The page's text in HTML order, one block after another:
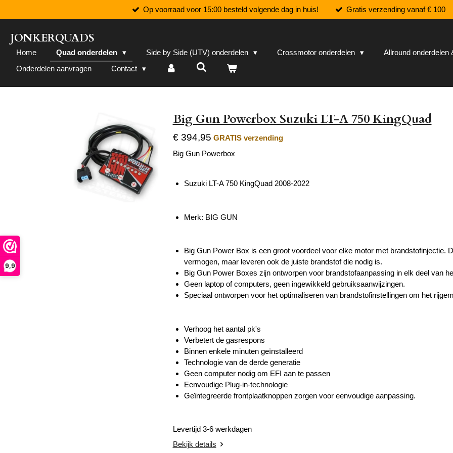
9,9
direct
naar
de
hoofdinhoud
Op voorraad voor 15:00 besteld volgende dag in huis! Gratis verzending vanaf € 100
JONKERQUADS
Home Quad onderdelen Side by Side (UTV) onderdelen Crossmotor onderdelen
Allround
Onderdelen aanvragen
Contact
Big Gun Powerbox Suzuki LT-A 750 KingQuad
€ 394,95 GRATIS verzending
Big Gun Powerbox
Suzuki LT-A 750 KingQuad 2008-2022
Merk: BIG GUN
Big Gun Power Box is een groot voordeel voor elke motor met brandstofinjectie.
vermogen, maar leveren ook de juiste brandstof die nodig is.
Big Gun Power Boxes zijn ontworpen voor brandstofaanpassing in elk deel van
Geen laptop of computers, geen ingewikkeld gebruiksaanwijzingen.
Speciaal ontworpen voor het optimaliseren van brandstofinstellingen om het
Verhoog het aantal pk's
Verbetert de gasrespons
Binnen enkele minuten geïnstalleerd
Technologie van de derde generatie
Geen computer nodig om EFI aan te passen
Eenvoudige Plug-in-technologie
Geïntegreerde frontplaatknoppen zorgen voor eenvoudige aanpassing.
Levertijd 3-6 werkdagen
Bekijk details